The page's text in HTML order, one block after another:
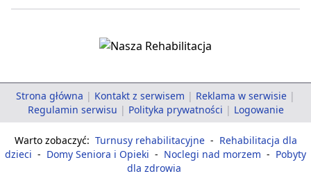
Strona główna | Kontakt z serwisem | Reklama w serwisie |
Regulamin serwisu | Polityka prywatności | Logowanie
Warto zobaczyć: Turnusy rehabilitacyjne - Rehabilitacja dla
dzieci - Domy Seniora i Opieki - Noclegi nad morzem - Pobyty
dla zdrowia